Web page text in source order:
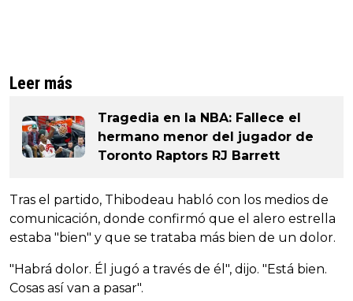
Leer más
Tragedia en la NBA: Fallece el
hermano menor del jugador de
Toronto Raptors RJ Barrett
Tras el partido, Thibodeau habló con los medios de
comunicación, donde confirmó que el alero estrella
estaba "bien" y que se trataba más bien de un dolor.
"Habrá dolor. Él jugó a través de él", dijo. "Está bien.
Cosas así van a pasar".